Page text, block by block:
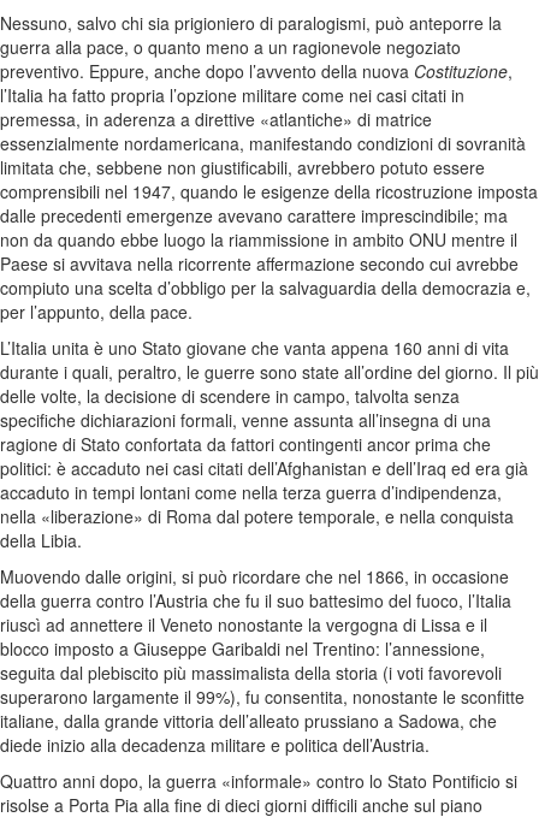
Nessuno, salvo chi sia prigioniero di paralogismi, può anteporre la
guerra alla pace, o quanto meno a un ragionevole negoziato
preventivo. Eppure, anche dopo l’avvento della nuova Costituzione,
l’Italia ha fatto propria l’opzione militare come nei casi citati in
premessa, in aderenza a direttive «atlantiche» di matrice
essenzialmente nordamericana, manifestando condizioni di sovranità
limitata che, sebbene non giustificabili, avrebbero potuto essere
comprensibili nel 1947, quando le esigenze della ricostruzione imposta
dalle precedenti emergenze avevano carattere imprescindibile; ma
non da quando ebbe luogo la riammissione in ambito ONU mentre il
Paese si avvitava nella ricorrente affermazione secondo cui avrebbe
compiuto una scelta d’obbligo per la salvaguardia della democrazia e,
per l’appunto, della pace.
L’Italia unita è uno Stato giovane che vanta appena 160 anni di vita
durante i quali, peraltro, le guerre sono state all’ordine del giorno. Il più
delle volte, la decisione di scendere in campo, talvolta senza
specifiche dichiarazioni formali, venne assunta all’insegna di una
ragione di Stato confortata da fattori contingenti ancor prima che
politici: è accaduto nei casi citati dell’Afghanistan e dell’Iraq ed era già
accaduto in tempi lontani come nella terza guerra d’indipendenza,
nella «liberazione» di Roma dal potere temporale, e nella conquista
della Libia.
Muovendo dalle origini, si può ricordare che nel 1866, in occasione
della guerra contro l’Austria che fu il suo battesimo del fuoco, l’Italia
riuscì ad annettere il Veneto nonostante la vergogna di Lissa e il
blocco imposto a Giuseppe Garibaldi nel Trentino: l’annessione,
seguita dal plebiscito più massimalista della storia (i voti favorevoli
superarono largamente il 99%), fu consentita, nonostante le sconfitte
italiane, dalla grande vittoria dell’alleato prussiano a Sadowa, che
diede inizio alla decadenza militare e politica dell’Austria.
Quattro anni dopo, la guerra «informale» contro lo Stato Pontificio si
risolse a Porta Pia alla fine di dieci giorni difficili anche sul piano